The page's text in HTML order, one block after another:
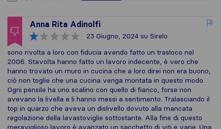
Anna Rita Adinolfi
23 Giugno, 2024 su Sirelo
sono rivolta a loro con fiducia avendo fatto un trasloco nel
2006. Stavolta hanno fatto un lavoro indecente, è vero che
hanno trovato un muro in cucina che a loro direi non era buono,
ciò non toglie che una cucina venga montata in questo modo.
Ogni pensile ha uno scalino con quello di fianco, forse non
avevano la livella e li hanno messi a sentimento. Tralasciando il
top in quarzo che aveva un dislivello dovuto alla mancata
regolazione della lavastoviglie sottostante. Alla fine di questo
meraviglioso lavoro è avanzato un sacchetto di viti e varie. Una